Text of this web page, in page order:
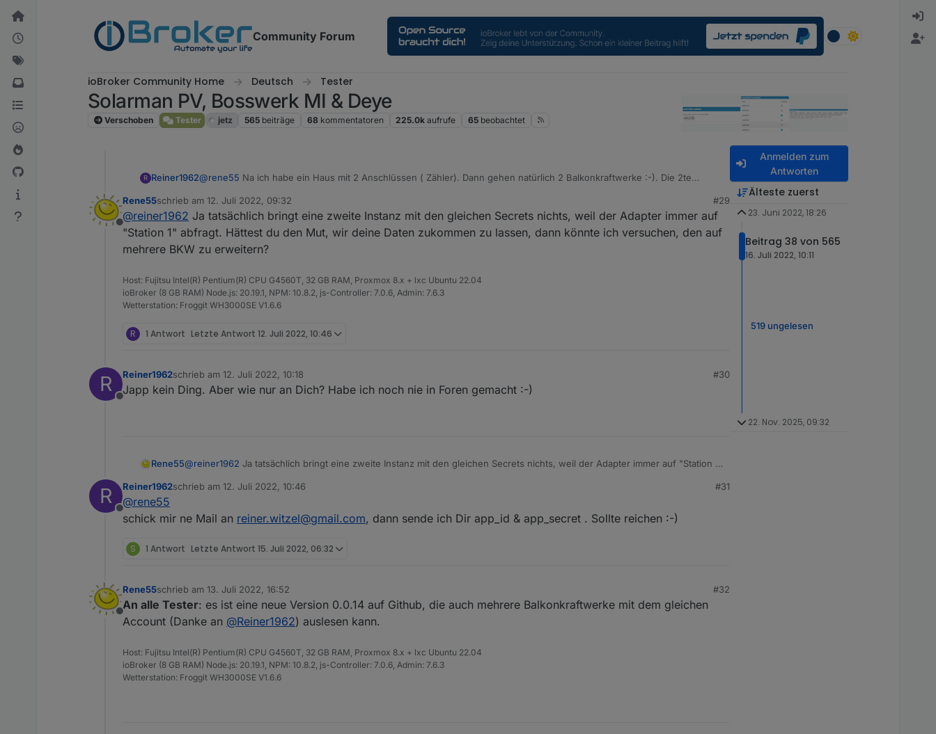
Weiter zum Inhalt
Community Forum
ioBroker Community Home Deutsch Tester
Solarman PV, Bosswerk MI & Deye
Verschoben Tester jetz 565 beiträge 68 kommentatoren 225.0k aufrufe 65 beobachtet
R Reiner1962@rene55 Na ich habe ein Haus mit 2 Anschlüssen ( Zähler). Dann gehen natürlich 2 Balkonkraftwerke :-). Die 2te
gefunden/eingetragen :-(
Offline
Rene55schrieb am 12. Juli 2022, 09:32
zuletzt editiert von
#29
@reiner1962 Ja tatsächlich bringt eine zweite Instanz mit den gleichen Secrets nichts, weil der Adapter immer auf
"Station 1" abfragt. Hättest du den Mut, wir deine Daten zukommen zu lassen, dann könnte ich versuchen, den auf
mehrere BKW zu erweitern?
Host: Fujitsu Intel(R) Pentium(R) CPU G4560T, 32 GB RAM, Proxmox 8.x + lxc Ubuntu 22.04
ioBroker (8 GB RAM) Node.js: 20.19.1, NPM: 10.8.2, js-Controller: 7.0.6, Admin: 7.6.3
Wetterstation: Froggit WH3000SE V1.6.6
R 1 Antwort Letzte Antwort 12. Juli 2022, 10:46
R
Offline
Reiner1962schrieb am 12. Juli 2022, 10:18
zuletzt editiert von
#30
Japp kein Ding. Aber wie nur an Dich? Habe ich noch nie in Foren gemacht :-)
Rene55@reiner1962 Ja tatsächlich bringt eine zweite Instanz mit den gleichen Secrets nichts, weil der Adapter immer auf "Station 1"
erweitern?
R
Offline
Reiner1962schrieb am 12. Juli 2022, 10:46
zuletzt editiert von
#31
@rene55
schick mir ne Mail an reiner.witzel@gmail.com, dann sende ich Dir app_id & app_secret . Sollte reichen :-)
S 1 Antwort Letzte Antwort 15. Juli 2022, 06:32
Offline
Rene55schrieb am 13. Juli 2022, 16:52
zuletzt editiert von
#32
An alle Tester: es ist eine neue Version 0.0.14 auf Github, die auch mehrere Balkonkraftwerke mit dem gleichen
Account (Danke an @Reiner1962) auslesen kann.
Host: Fujitsu Intel(R) Pentium(R) CPU G4560T, 32 GB RAM, Proxmox 8.x + lxc Ubuntu 22.04
ioBroker (8 GB RAM) Node.js: 20.19.1, NPM: 10.8.2, js-Controller: 7.0.6, Admin: 7.6.3
Wetterstation: Froggit WH3000SE V1.6.6
Anmelden zum
Antworten
Älteste zuerst
23. Juni 2022, 18:26
Beitrag 38 von 565
16. Juli 2022, 10:11
519 ungelesen
22. Nov. 2025, 09:32